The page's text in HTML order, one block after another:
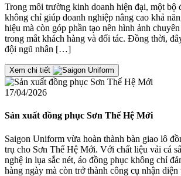
Trong môi trường kinh doanh hiện đại, một bộ
không chỉ giúp doanh nghiệp nâng cao khả
hiệu mà còn góp phần tạo nên hình ảnh
trong mắt khách hàng và đối tác. Đồng thời,
đội ngũ nhân […]
Xem chi tiết
17/04/2026
Sản xuất đồng phục Sơn Thế Hệ Mới
Saigon Uniform vừa hoàn thành bàn giao lô
trụ cho Sơn Thế Hệ Mới. Với chất liệu vải cá
nghệ in lụa sắc nét, áo đồng phục không chỉ
hàng ngày mà còn trở thành công cụ nhận